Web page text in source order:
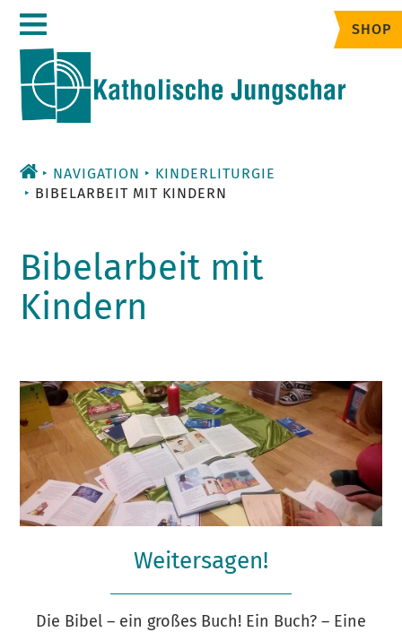
Zum
Inhalt
SHOP
NAVIGATION
KINDERLITURGIE
BIBELARBEIT MIT KINDERN
Bibelarbeit mit
Kindern
Weitersagen!
Die Bibel – ein großes Buch! Ein Buch? – Eine